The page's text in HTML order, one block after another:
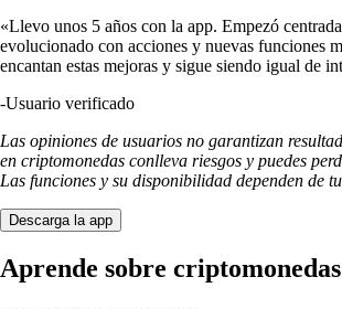
«Llevo unos 5 años con la app. Empezó
evolucionado con acciones y nuevas funciones
encantan estas mejoras y sigue siendo igual de
-Usuario verificado
Las opiniones de usuarios no garantizan
en criptomonedas conlleva riesgos y puedes
Las funciones y su disponibilidad dependen de
Descarga la app
Aprende sobre criptomonedas